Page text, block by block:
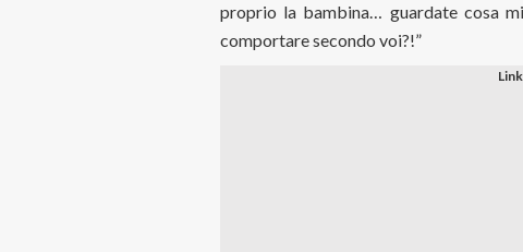
proprio la bambina… guardate cosa
comportare secondo voi?!”